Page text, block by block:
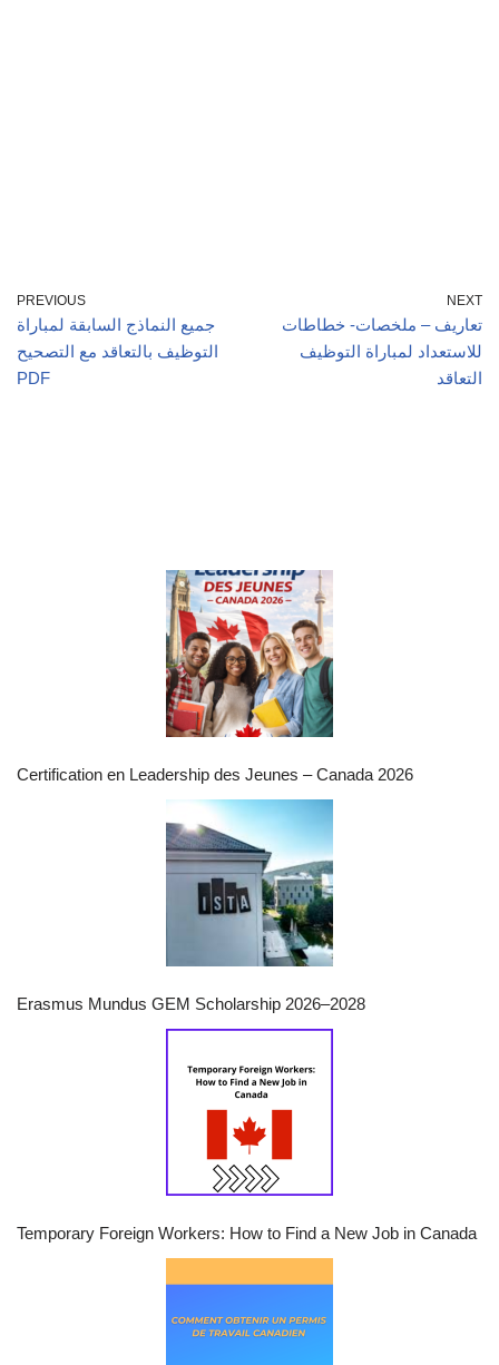
PREVIOUS
جميع النماذج السابقة لمباراة
التوظيف بالتعاقد مع التصحيح
PDF
NEXT
تعاريف – ملخصات- خطاطات
للاستعداد لمباراة التوظيف
التعاقد
Certification en Leadership des Jeunes – Canada 2026
Erasmus Mundus GEM Scholarship 2026–2028
Temporary Foreign Workers: How to Find a New Job in Canada